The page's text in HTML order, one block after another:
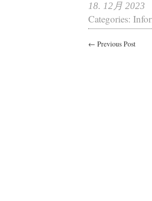
18. 12月 2023
Categories:
← Previous Post